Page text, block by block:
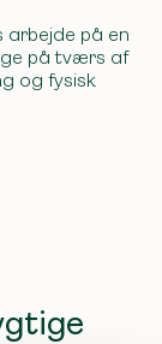
arbejde på en
på tværs af
og fysisk